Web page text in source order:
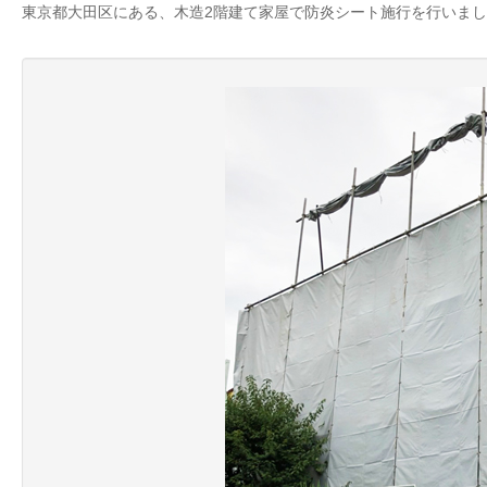
東京都大田区にある、木造2階建て家屋で防炎シート施行を行いま